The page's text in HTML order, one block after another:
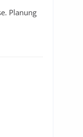
Planung